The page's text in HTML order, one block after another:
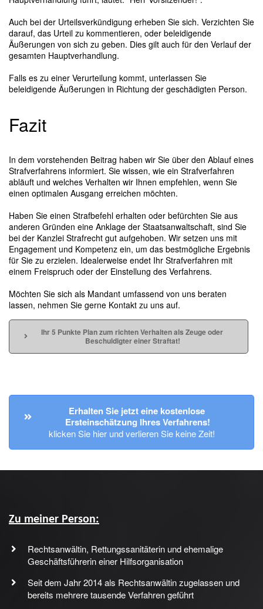
Auch bei der Urteilsverkündigung erheben Sie sich. Verzichten Sie
darauf, das Urteil zu kommentieren, oder beleidigende
Äußerungen von sich zu geben. Dies gilt auch für den Verlauf der
gesamten Hauptverhandlung.
Falls es zu einer Verurteilung kommt, unterlassen Sie
beleidigende Äußerungen in Richtung der geschädigten Person.
Fazit
In dem vorstehenden Beitrag haben wir Sie über den Ablauf eines
Strafverfahrens informiert. Sie wissen, wie ein Strafverfahren
abläuft und welches Verhalten wir Ihnen empfehlen, wenn Sie
einen optimalen Ausgang erreichen möchten.
Haben Sie einen Strafbefehl erhalten oder befürchten Sie aus
anderen Gründen eine Anklage der Staatsanwaltschaft, sind Sie
bei der Kanzlei Strafrecht gut aufgehoben. Wir setzen uns mit
Engagement und Kompetenz ein, um das bestmögliche Ergebnis
für Sie zu erzielen. Idealerweise endet Ihr Strafverfahren mit
einem Freispruch oder der Einstellung des Verfahrens.
Möchten Sie sich als Mandant umfassend von uns beraten
lassen, nehmen Sie gerne Kontakt zu uns auf.
Ihr 5 Punkte Plan zum richten Verhalten als Zeuge oder
Beschuldigter einer Straftat!
Erhalten Sie jetzt eine kostenlose
Ersteinschätzung Ihres Verfahrens!
klicken Sie hier und verlieren Sie keine Zeit!
Zu meiner Person:
Rechtsanwältin, Rettungssanitäterin und ehemalige
Geschäftsführerin einer Hilfsorganisation
Seit dem Jahr 2014 als Rechtsanwältin zugelassen und
bereits mehrere tausende Verfahren geführt